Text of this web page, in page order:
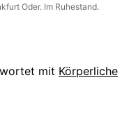
Oder. Im Ruhestand.
mit Körperliche